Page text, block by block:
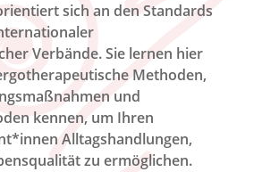
sich an den Standards
Verbände. Sie lernen hier
Methoden,
und
kennen, um Ihren
Alltagshandlungen,
zu ermöglichen.